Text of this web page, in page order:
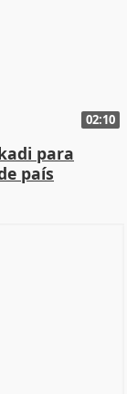
02:10
para
país